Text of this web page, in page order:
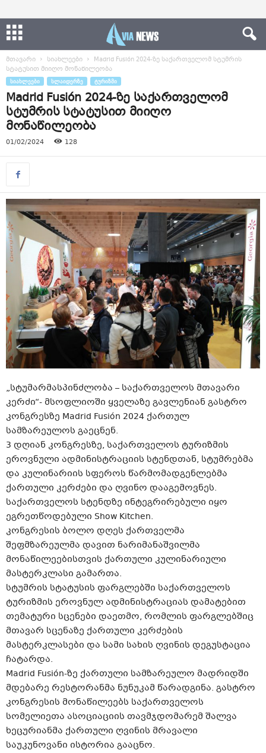
მთავარი სიახლეები
Madrid Fusión 2024-ზე საქართველომ სტუმრის
სტატუსით მიიღო მონაწილეობა
ᲡᲘᲐᲮᲚᲔᲔᲑᲘ ᲡᲚᲐᲘᲓᲔᲠᲖᲔ ᲢᲣᲠᲘᲖᲛᲘ
Madrid Fusión 2024-ზე საქართველომ
სტუმრის სტატუსით მიიღო
მონაწილეობა
01/02/2024 128
„სტუმარმასპინძლობა – საქართველოს მთავარი
კერძი“- მსოფლიოში ყველაზე გავლენიან გასტრო
კონგრესზე Madrid Fusión 2024 ქართულ
სამზარეულოს გაეცნენ.
3 დღიან კონგრესზე, საქართველოს ტურიზმის
ეროვნული ადმინისტრაციის სტენდთან, სტუმრებმა
და კულინარიის სფეროს წარმომადგენლებმა
ქართული კერძები და ღვინო დააგემოვნეს.
საქართველოს სტენდზე ინტეგრირებული იყო
ეგრეთწოდებული Show Kitchen.
კონგრესის ბოლო დღეს ქართველმა
შეფმზარეულმა დავით ნარიმანაშვილმა
მონაწილეებისთვის ქართული კულინარიული
მასტერკლასი გამართა.
სტუმრის სტატუსის ფარგლებში საქართველოს
ტურიზმის ეროვნულ ადმინისტრაციას დამატებით
თემატური სცენები დაეთმო, რომლის ფარგლებშიც
მთავარ სცენაზე ქართული კერძების
მასტერკლასები და სამი სახის ღვინის დეგუსტაცია
ჩატარდა.
Madrid Fusión-ზე ქართული სამზარეულო მადრიდში
მდებარე რესტორანმა ნუნუკამ წარადგინა. გასტრო
კონგრესის მონაწილეებს საქართველოს
სომელიეთა ასოციაციის თავმჯდომარემ შალვა
ხეცურიანმა ქართული ღვინის მრავალი
საუკუნოვანი ისტორია გააცნო.